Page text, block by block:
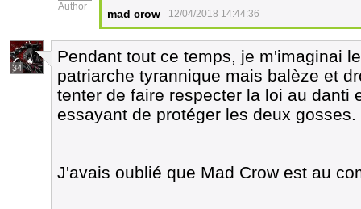
Author
mad crow 12/04/2018 14:44:36
34
Pendant tout ce temps, je m'imaginai
patriarche tyrannique mais balèze et
tenter de faire respecter la loi au danti
essayant de protéger les deux gosses.
J'avais oublié que Mad Crow est au